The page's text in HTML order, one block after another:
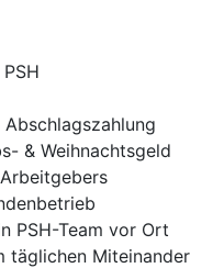
& Weihnachtsgeld
PSH-Team vor Ort
täglichen Miteinander